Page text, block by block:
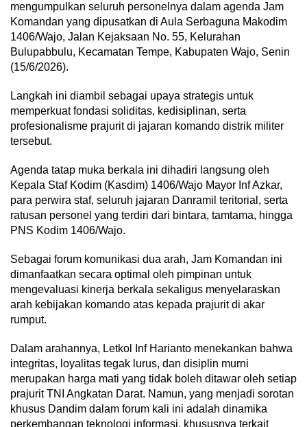
mengumpulkan seluruh personelnya dalam agenda Jam
Komandan yang dipusatkan di Aula Serbaguna Makodim
1406/Wajo, Jalan Kejaksaan No. 55, Kelurahan
Bulupabbulu, Kecamatan Tempe, Kabupaten Wajo, Senin
(15/6/2026).
Langkah ini diambil sebagai upaya strategis untuk
memperkuat fondasi soliditas, kedisiplinan, serta
profesionalisme prajurit di jajaran komando distrik militer
tersebut.
Agenda tatap muka berkala ini dihadiri langsung oleh
Kepala Staf Kodim (Kasdim) 1406/Wajo Mayor Inf Azkar,
para perwira staf, seluruh jajaran Danramil teritorial, serta
ratusan personel yang terdiri dari bintara, tamtama, hingga
PNS Kodim 1406/Wajo.
Sebagai forum komunikasi dua arah, Jam Komandan ini
dimanfaatkan secara optimal oleh pimpinan untuk
mengevaluasi kinerja berkala sekaligus menyelaraskan
arah kebijakan komando atas kepada prajurit di akar
rumput.
Dalam arahannya, Letkol Inf Harianto menekankan bahwa
integritas, loyalitas tegak lurus, dan disiplin murni
merupakan harga mati yang tidak boleh ditawar oleh setiap
prajurit TNI Angkatan Darat. Namun, yang menjadi sorotan
khusus Dandim dalam forum kali ini adalah dinamika
perkembangan teknologi informasi, khususnya terkait